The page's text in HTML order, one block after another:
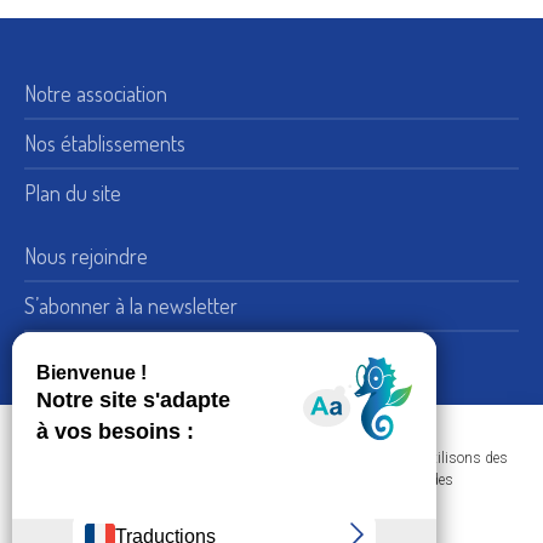
Dans le respect de votre confidentialité et de vos données, nous utilisons des
cookies afin d'améliorer votre navigation sur nos sites et réaliser des
Notre association
Nos établissements
Plan du site
Nous rejoindre
S’abonner à la newsletter
Adresse : 15, rue de Bellechasse 75007 Paris
Nous contacter